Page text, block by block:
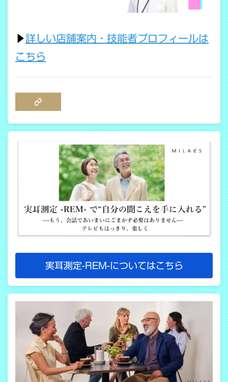
▶詳しい店舗案内・技能者プロフィールは
こちら
実耳測定-REM-についてはこちら